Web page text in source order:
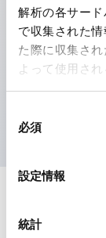
解析の各サー
で収集された
た際に収集さ
よって使用され
必須
設定情報
統計
きに、迅速・
できます。
各方向のレ
ドキュメン